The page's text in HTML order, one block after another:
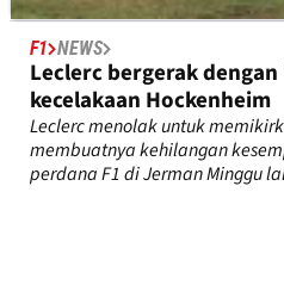
F1 NEWS
Leclerc bergerak
kecelakaan Hockenheim
Leclerc menolak untuk
membuatnya kehilangan
perdana F1 di Jerman Minggu